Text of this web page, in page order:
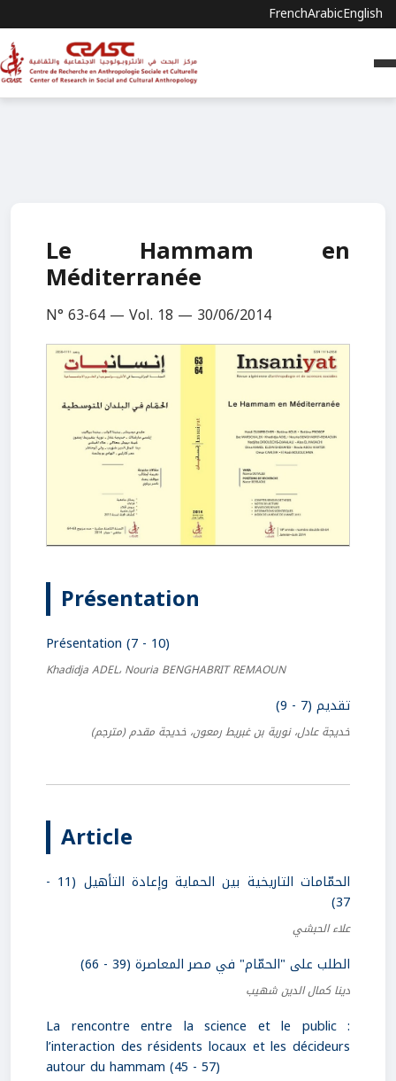
FrenchArabicEnglish
Le Hammam en
Méditerranée
N° 63-64 — Vol. 18 — 30/06/2014
Présentation
Présentation (7 - 10)
Khadidja ADEL، Nouria BENGHABRIT REMAOUN
تقديم (7 - 9)
خديجة عادل، نورية بن غبريط رمعون، خديجة مقدم(مترجم)
Article
الحمّامات التاريخية بين الحماية وإعادة التأهيل (11 -
37)
علاء الحبشي
الطلب على "الحمّام" في مصر المعاصرة (39 - 66)
دينا كمال الدين شهيب
La rencontre entre la science et le public :
l’interaction des résidents locaux et les décideurs
autour du hammam (45 - 57)